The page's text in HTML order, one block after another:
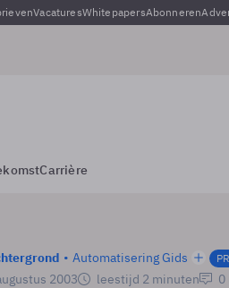
VacaturesWhitepapersAbonneren
Carrière
Automatisering Gids
2003 leestijd 2 minuten 0